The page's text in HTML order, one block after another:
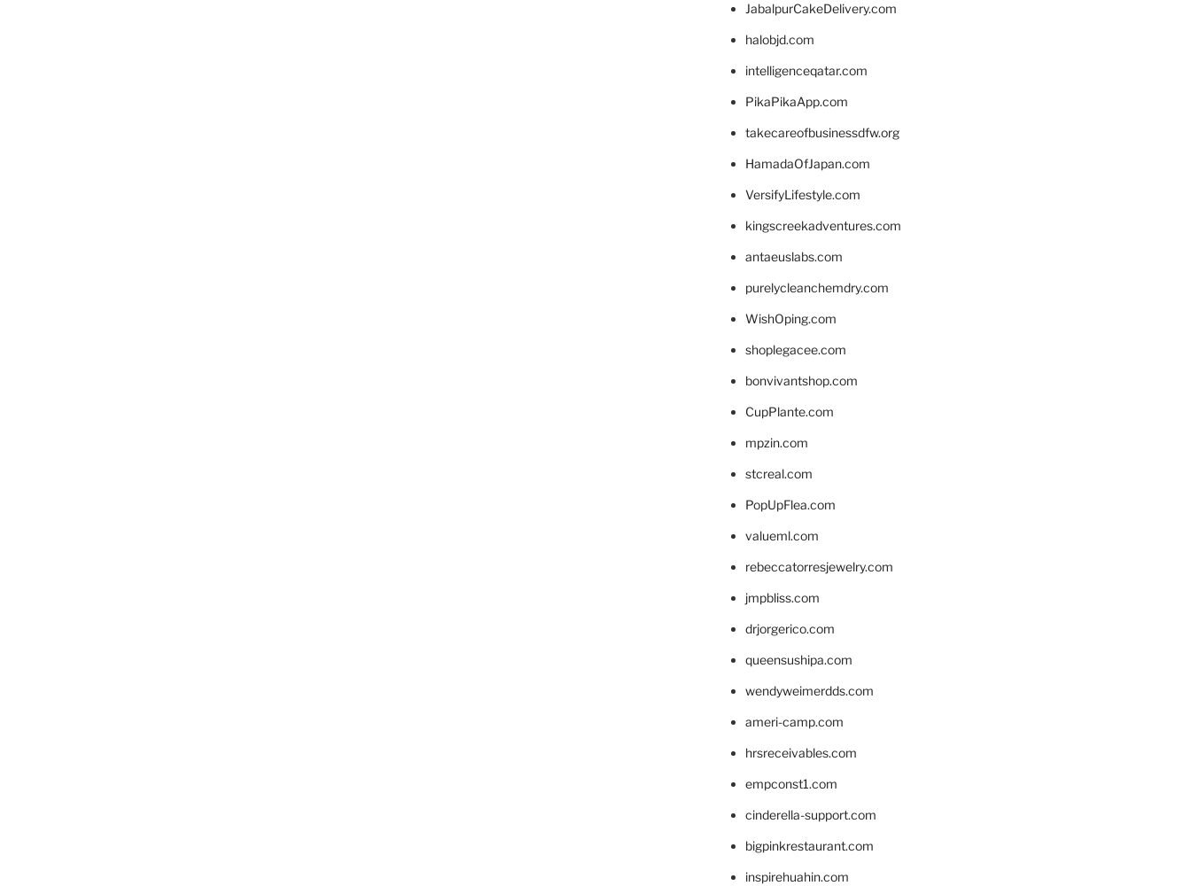
JabalpurCakeDelivery.com
halobjd.com
intelligenceqatar.com
PikaPikaApp.com
takecareofbusinessdfw.org
HamadaOfJapan.com
VersifyLifestyle.com
kingscreekadventures.com
antaeuslabs.com
purelycleanchemdry.com
WishOping.com
shoplegacee.com
bonvivantshop.com
CupPlante.com
mpzin.com
stcreal.com
PopUpFlea.com
valueml.com
rebeccatorresjewelry.com
jmpbliss.com
drjorgerico.com
queensushipa.com
wendyweimerdds.com
ameri-camp.com
hrsreceivables.com
empconst1.com
cinderella-support.com
bigpinkrestaurant.com
inspirehuahin.com